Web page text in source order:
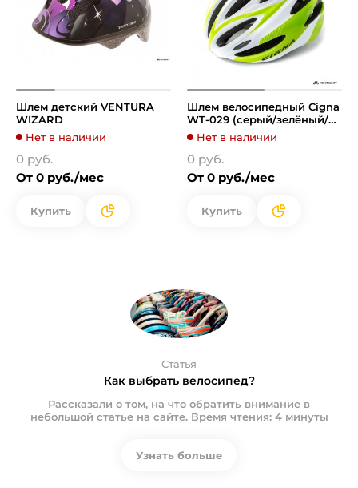
Шлем детский VENTURA
WIZARD
Нет в наличии
0 руб.
От 0 руб./мес
Купить
Шлем велосипедный Cigna
WT-029 (серый/зелёный/
белый)
Нет в наличии
0 руб.
От 0 руб./мес
Купить
Статья
Как выбрать велосипед?
Рассказали о том, на что обратить внимание в
небольшой статье на сайте. Время чтения: 4 минуты
Узнать больше